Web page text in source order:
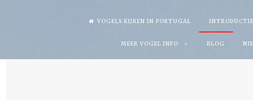
VOGELS KIJKEN IN PORTUGAL INTRODUCTIE
MEER VOGEL INFO BLOG